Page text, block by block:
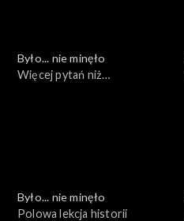
Było... nie minęło
Więcej pytań niż
Było... nie minęło
Polowa lekcja historii